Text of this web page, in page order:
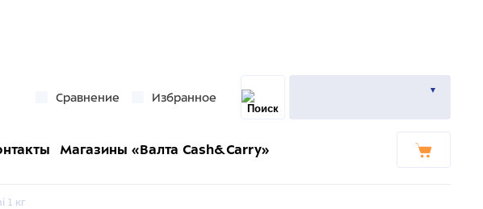
Сравнение Избранное
Магазины «Валта Cash&Carry»
1 кг